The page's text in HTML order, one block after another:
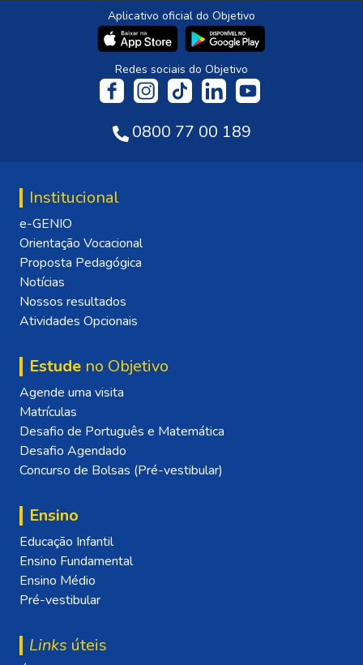
Aplicativo oficial do Objetivo
Redes sociais do Objetivo
0800 77 00 189
Institucional
e-GENIO
Orientação Vocacional
Proposta Pedagógica
Notícias
Nossos resultados
Atividades Opcionais
Estude no Objetivo
Agende uma visita
Matrículas
Desafio de Português e Matemática
Desafio Agendado
Concurso de Bolsas (Pré-vestibular)
Ensino
Educação Infantil
Ensino Fundamental
Ensino Médio
Pré-vestibular
Links úteis